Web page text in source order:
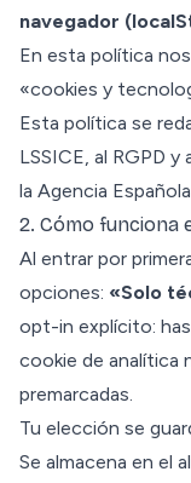
navegador
En esta política
«cookies y
Esta política se
LSSICE, al RGPD
la Agencia
2. Cómo funciona
Al entrar por
opciones: «Solo
opt-in explícito:
cookie de analítica
premarcadas.
Tu elección se
Se almacena en el